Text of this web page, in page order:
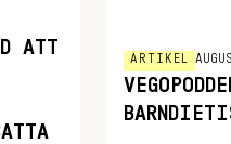
ATT
ARTIKEL